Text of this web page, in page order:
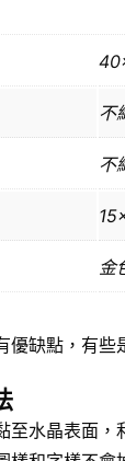
不
不
金
優缺點，有
至水晶表面